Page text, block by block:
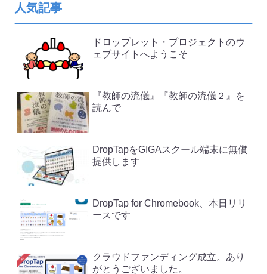
人気記事
ドロップレット・プロジェクトのウ
ェブサイトへようこそ
『教師の流儀』『教師の流儀２』を
読んで
DropTapをGIGAスクール端末に無償
提供します
DropTap for Chromebook、本日リリ
ースです
クラウドファンディング成立。あり
がとうございました。